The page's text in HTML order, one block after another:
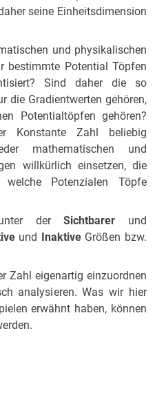
seine Einheitsdimension
und physikalischen
bestimmte Potential Töpfen
Sind daher die so
die Gradientwerten gehören,
Potentialtöpfen gehören?
Konstante Zahl beliebig
mathematischen und
willkürlich einsetzen, die
welche Potenzialen Töpfe
unter derSichtbarer und
und InaktiveGrößen bzw.
Zahl eigenartig einzuordnen
analysieren. Was wir hier
erwähnt haben, können